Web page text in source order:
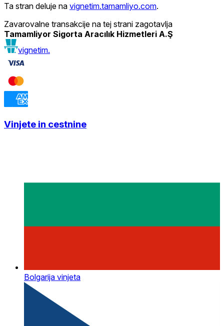
Ta stran deluje na vignetim.tamamliyo.com.
Zavarovalne transakcije na tej strani zagotavlja
Tamamliyor Sigorta Aracılık Hizmetleri A.Ş
vignetim.
Vinjete in cestnine
Bolgarija vinjeta